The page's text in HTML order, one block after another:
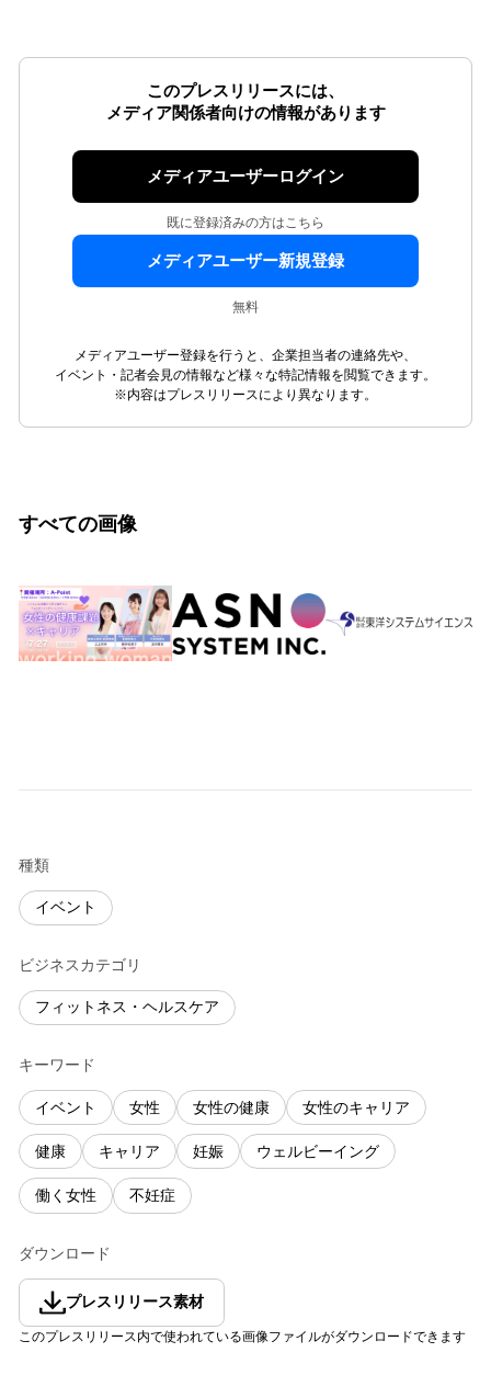
このプレスリリースには、
メディア関係者向けの情報があります
メディアユーザーログイン
既に登録済みの方はこちら
メディアユーザー新規登録
無料
メディアユーザー登録を行うと、企業担当者の連絡先や、
イベント・記者会見の情報など様々な特記情報を閲覧できます。
※内容はプレスリリースにより異なります。
すべての画像
種類
イベント
ビジネスカテゴリ
フィットネス・ヘルスケア
キーワード
イベント 女性 女性の健康 女性のキャリア
健康 キャリア 妊娠 ウェルビーイング
働く女性 不妊症
ダウンロード
プレスリリース素材
このプレスリリース内で使われている画像ファイルがダウンロードできます